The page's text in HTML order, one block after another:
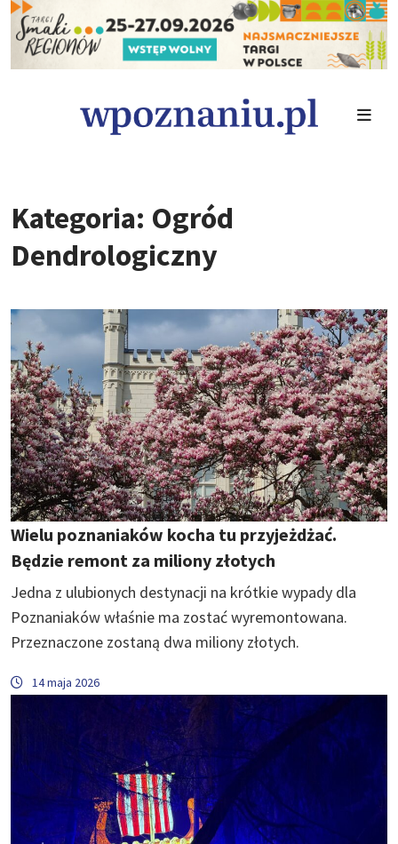
Kategoria: Ogród
Dendrologiczny
Wielu poznaniaków kocha tu przyjeżdżać.
Będzie remont za miliony złotych
Jedna z ulubionych destynacji na krótkie wypady dla
Poznaniaków właśnie ma zostać wyremontowana.
Przeznaczone zostaną dwa miliony złotych.
14 maja 2026